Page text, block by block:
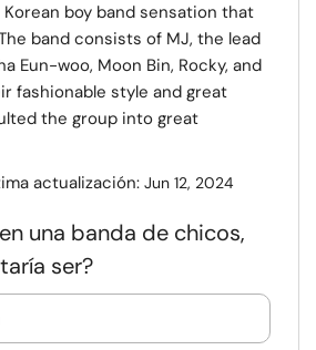
Korean boy band sensation that
band consists of MJ, the lead
Eun-woo, Moon Bin, Rocky, and
fashionable style and great
the group into great
actualización: Jun 12, 2024
una banda de chicos,
ser?